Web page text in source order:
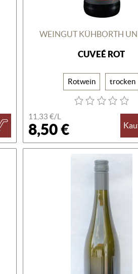
WEINGUT KÜHBORTH
CUVEÉ ROT
Rotwein trocken
11,33 €/L
8,50 €